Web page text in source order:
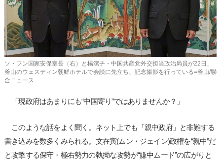
사
트
링
크
ソ・フン国家安保室長（右）と楊潔チ・中国共産党外交担当政治局員が22日、
釜山のウェスティン朝鮮ホテルで会談に先立ち、記念撮影を行っている=釜山/聯
合ニュース
「現政府はあまりにも“中国寄り”ではありませんか？」
このような話をよく聞く。ネット上でも「親中政府」と非難する
書き込みを数多くみられる。文在寅(ムン・ジェイン)政権を“親中”だ
と攻撃する保守・極右勢力の執拗な攻勢が“嫌中ムード”の広がりと